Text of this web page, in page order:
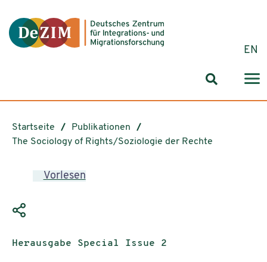
EN
Startseite
Publikationen
The Sociology of Rights/Soziologie der Rechte
Vorlesen
Publikationstyp:
Herausgabe Special Issue 2